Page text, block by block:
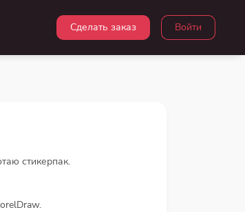
Войти
Сделать заказ
стикерпак.